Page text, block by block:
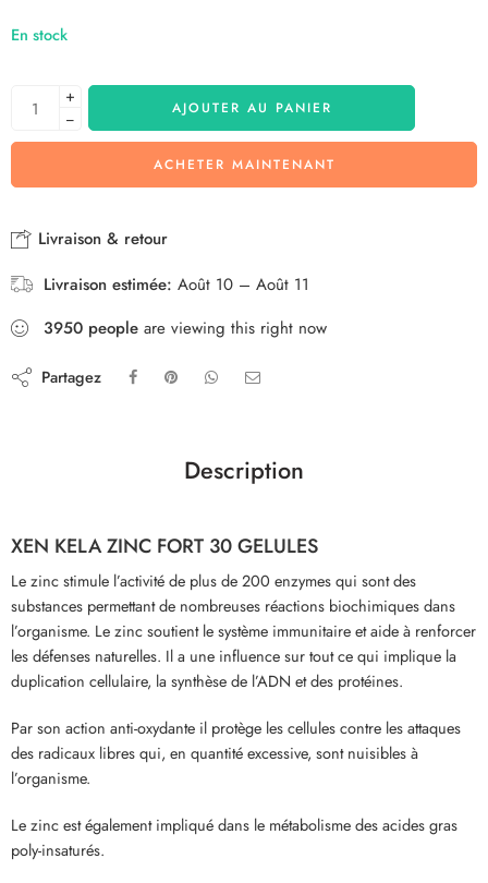
En stock
+
−
AJOUTER AU PANIER
ACHETER MAINTENANT
Livraison & retour
Livraison estimée: Août 10 – Août 11
3950 people are viewing this right now
Partagez
Description
XEN KELA ZINC FORT 30 GELULES
Le zinc stimule l’activité de plus de 200 enzymes qui sont des
substances permettant de nombreuses réactions biochimiques dans
l’organisme. Le zinc soutient le système immunitaire et aide à renforcer
les défenses naturelles. Il a une influence sur tout ce qui implique la
duplication cellulaire, la synthèse de l’ADN et des protéines.
Par son action anti-oxydante il protège les cellules contre les attaques
des radicaux libres qui, en quantité excessive, sont nuisibles à
l’organisme.
Le zinc est également impliqué dans le métabolisme des acides gras
poly-insaturés.